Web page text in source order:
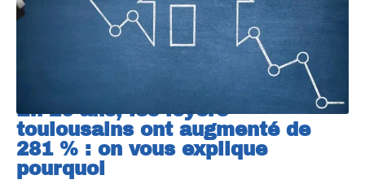
En 20 ans, les loyers
toulousains ont augmenté de
281 % : on vous explique
pourquoi